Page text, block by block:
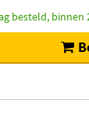
besteld, binnen